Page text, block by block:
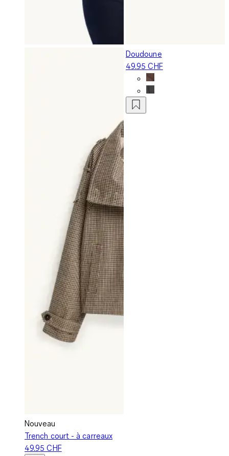
Nouveau
Trench court - à carreaux
49.95 CHF
Doudoune
49.95 CHF